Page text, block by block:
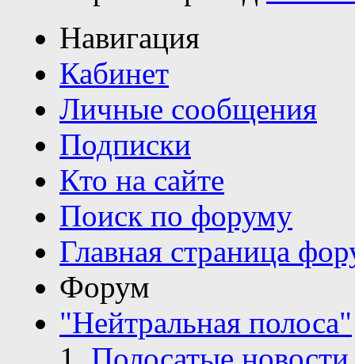
Навигация
Кабинет
Личные сообщения
Подписки
Кто на сайте
Поиск по форуму
Главная страница
Форум
"Нейтральная полоса"